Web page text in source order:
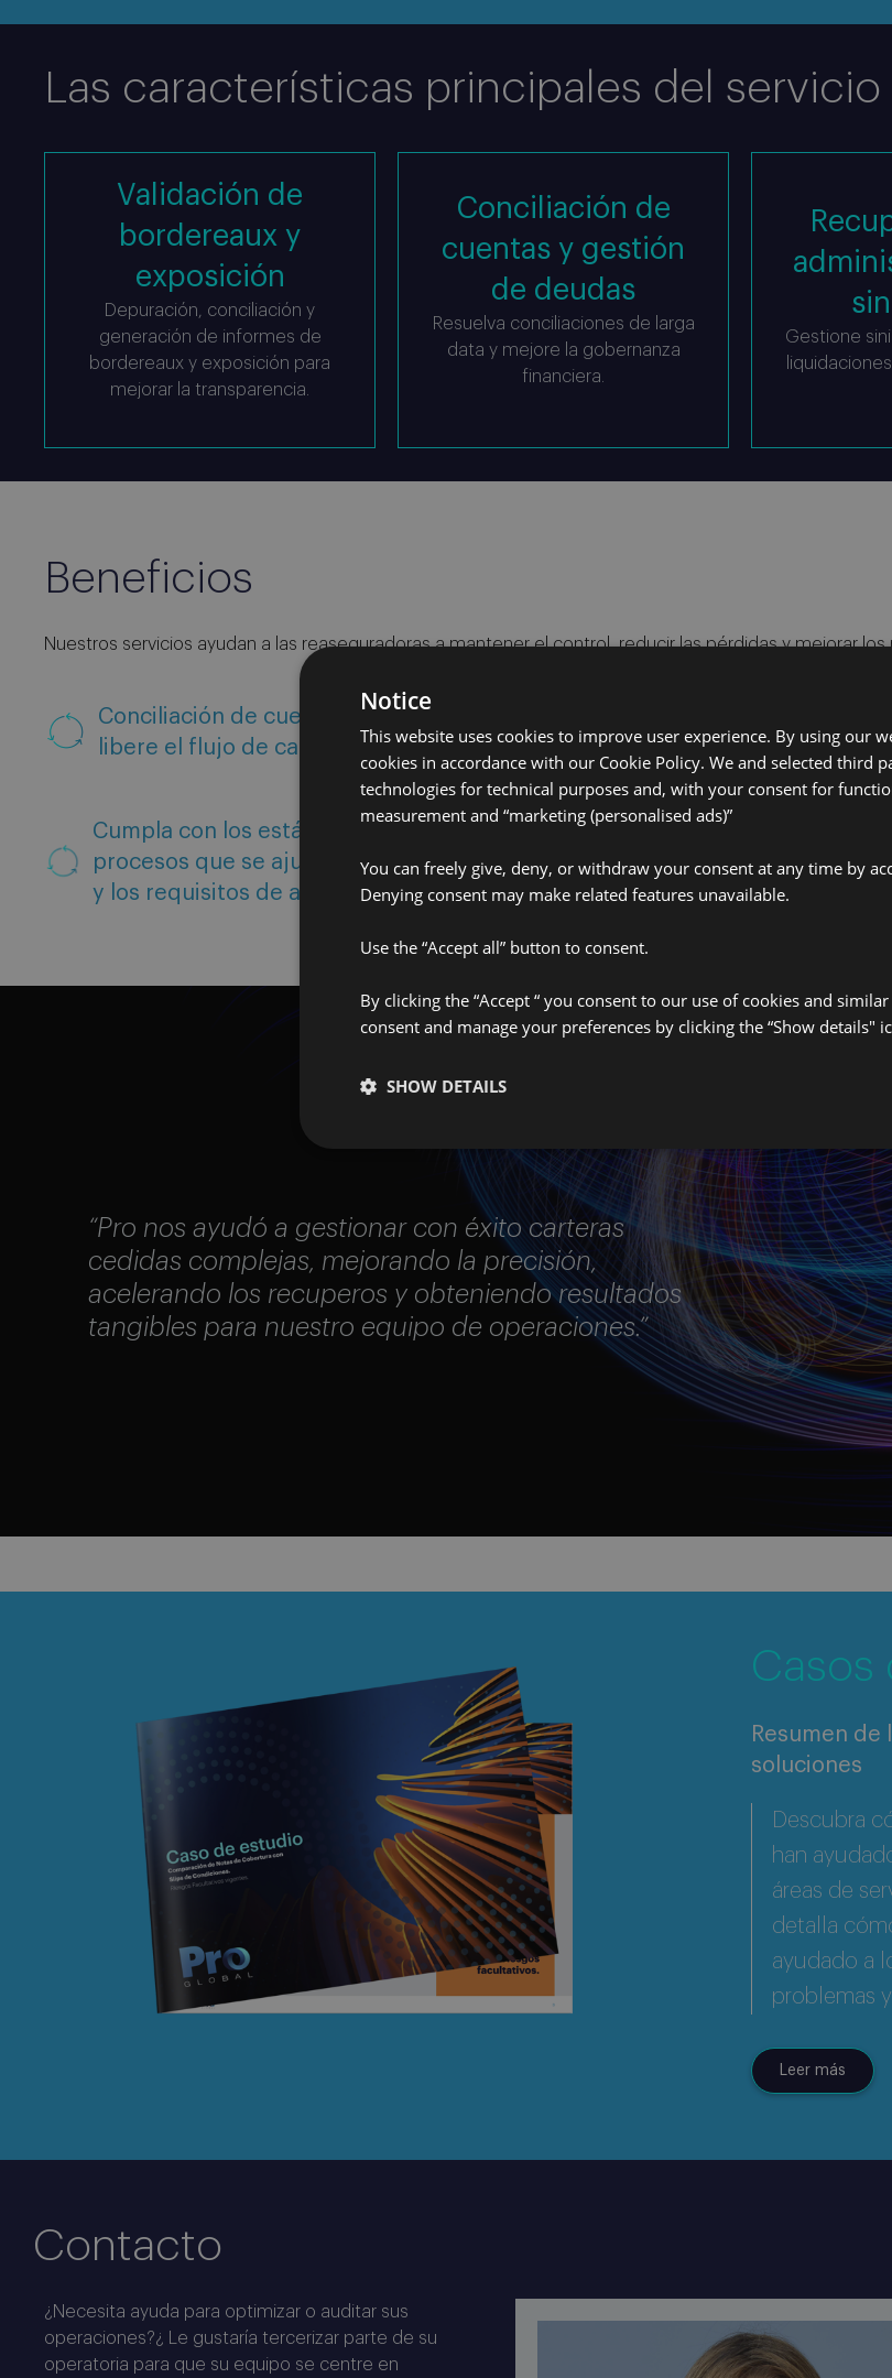
Las características principales del servicio
Validación de
bordereaux y
exposición
Depuración, conciliación y
generación de informes de
bordereaux y exposición para
mejorar la transparencia.
Conciliación de
cuentas y gestión
de deudas
Resuelva conciliaciones de larga
data y mejore la gobernanza
financiera.
Gestione
Beneficios
Nuestros servicios ayudan a las reaseguradoras a mantener el control, reducir las pérdidas y mejorar
Conciliación de cuentas: Resuelva problemas antiguos y
libere el flujo de caja.
Mejore
Cumpla con los estándares contractuales: Implemente
procesos que se ajusten a las expectativas de los cedentes
y los requisitos de auditoría.
ante
“Pro nos ayudó a gestionar con éxito carteras
cedidas complejas, mejorando la precisión,
acelerando los recuperos y obteniendo resultados
tangibles para nuestro equipo de operaciones.”
Casos
Resumen
soluciones
Descubra
han
áreas de
detalla
ayudado a
problemas
Leer más
Contacto
¿Necesita ayuda para optimizar o auditar sus
operaciones?¿ Le gustaría tercerizar parte de su
operatoria para que su equipo se centre en
Notice
This website uses cookies to improve user experience. By using our
cookies in accordance with our Cookie Policy. We and selected third
technologies for technical purposes and, with your consent for
measurement and “marketing (personalised ads)”
You can freely give, deny, or withdraw your consent at any time by
Denying consent may make related features unavailable.
Use the “Accept all” button to consent.
By clicking the “Accept “ you consent to our use of cookies and
consent and manage your preferences by clicking the “Show details"
SHOW DETAILS